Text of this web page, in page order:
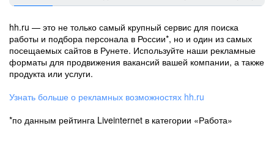
hh.ru — это не только самый крупный сервис для поиска
работы и подбора персонала в России*, но и один из самых
посещаемых сайтов в Рунете. Используйте наши рекламные
форматы для продвижения вакансий вашей компании, а также
продукта или услуги.
Узнать больше о рекламных возможностях hh.ru
*по данным рейтинга Liveinternet в категории «Работа»